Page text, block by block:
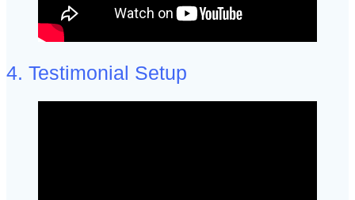
4. Testimonial Setup